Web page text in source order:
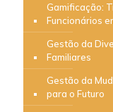
Gamificação:
Funcionários
Gestão da
Familiares
Gestão da
para o Futuro